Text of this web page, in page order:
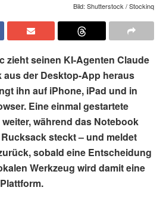
Bild: Shutterstock / Stockinq
zieht seinen KI-Agenten Claude
aus der Desktop-App heraus
ihn auf iPhone, iPad und in
Eine einmal gestartete
während das Notebook
steckt – und meldet
sobald eine Entscheidung
Werkzeug wird damit eine